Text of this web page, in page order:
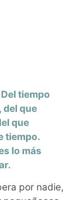
tiempo
del que
que
tiempo.
lo más
por nadie,